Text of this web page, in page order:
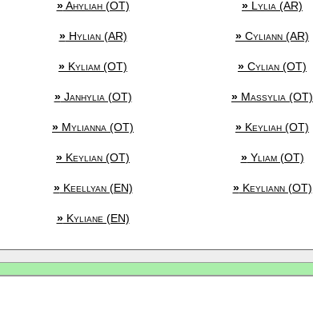
»Ahyliah (OT) » Lylia (AR)
»Hylian (AR) » Cyliann (AR)
» Kyliam (OT) » Cylian (OT)
»Janhylia (OT) » Massylia (OT)
» Mylianna (OT) » Keyliah (OT)
» Keylian (OT) »Yliam (OT)
»Keellyan (EN) »Keyliann (OT)
»Kyliane (EN)